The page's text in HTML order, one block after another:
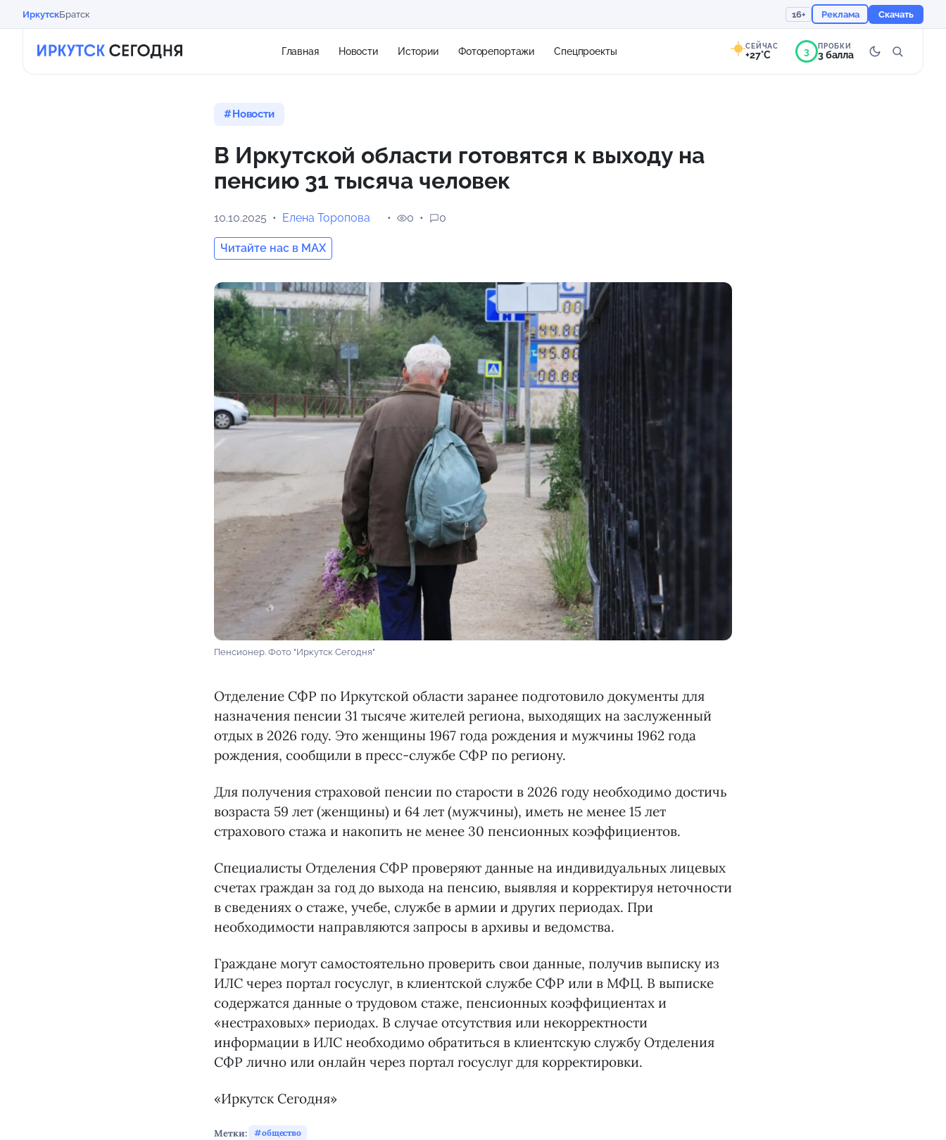
ИркутскБратск 16+ Реклама Скачать
Главная Новости Истории Фоторепортажи Спецпроекты СЕЙЧАС
+27°C 3 ПРОБКИ
3 балла
Новости
В Иркутской области готовятся к выходу на
пенсию 31 тысяча человек
10.10.2025 Елена Торопова
Читайте нас в MAX
0 0
Пенсионер. Фото "Иркутск Сегодня"
Отделение СФР по Иркутской области заранее подготовило документы для
назначения пенсии 31 тысяче жителей региона, выходящих на заслуженный
отдых в 2026 году. Это женщины 1967 года рождения и мужчины 1962 года
рождения, сообщили в пресс-службе СФР по региону.
Для получения страховой пенсии по старости в 2026 году необходимо достичь
возраста 59 лет (женщины) и 64 лет (мужчины), иметь не менее 15 лет
страхового стажа и накопить не менее 30 пенсионных коэффициентов.
Специалисты Отделения СФР проверяют данные на индивидуальных лицевых
счетах граждан за год до выхода на пенсию, выявляя и корректируя неточности
в сведениях о стаже, учебе, службе в армии и других периодах. При
необходимости направляются запросы в архивы и ведомства.
Граждане могут самостоятельно проверить свои данные, получив выписку из
ИЛС через портал госуслуг, в клиентской службе СФР или в МФЦ. В выписке
содержатся данные о трудовом стаже, пенсионных коэффициентах и
«нестраховых» периодах. В случае отсутствия или некорректности
информации в ИЛС необходимо обратиться в клиентскую службу Отделения
СФР лично или онлайн через портал госуслуг для корректировки.
«Иркутск Сегодня»
Метки: общество